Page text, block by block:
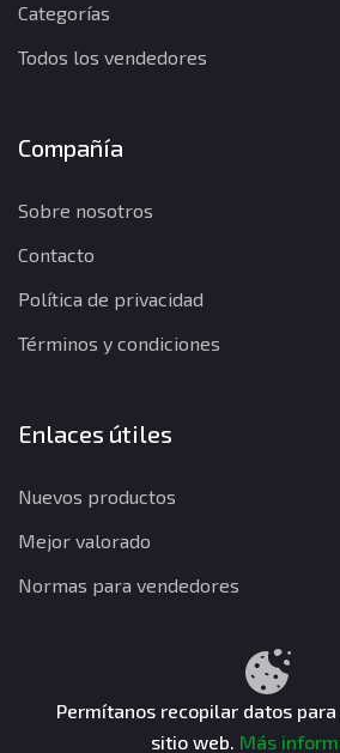
Categorías
Todos los vendedores
Compañía
Sobre nosotros
Contacto
Política de privacidad
Términos y condiciones
Enlaces útiles
Nuevos productos
Mejor valorado
Normas para vendedores
Términos y
CuentasGO © 2026. Todos los
Permítanos recopilar datos
sitio web. Más